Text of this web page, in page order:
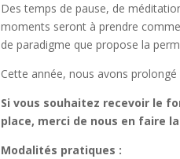
Des temps de pause, de
moments seront à prendre
de paradigme que propose la
Cette année, nous avons
Si vous souhaitez recevoir le
place, merci de nous en faire
Modalités pratiques :